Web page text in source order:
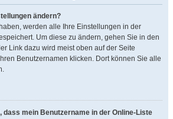
ändern?
werden alle Ihre Einstellungen in der
Um diese zu ändern, gehen Sie in den
Link dazu wird meist oben auf der Seite
Benutzernamen klicken. Dort können Sie alle
dass mein Benutzername in der Online-Liste